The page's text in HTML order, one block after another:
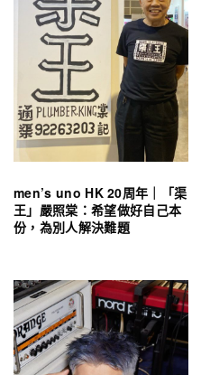
men’s uno HK 20周年｜「渠
王」嚴照棠：希望做好自己本
份，為別人解決難題